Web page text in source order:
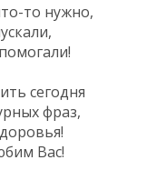
то нужно,
сегодня
фраз,
Вас!